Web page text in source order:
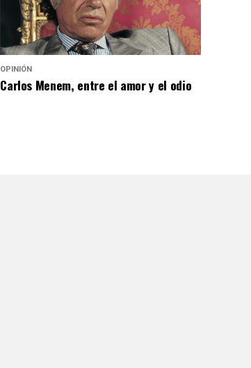
OPINIÓN
Carlos Menem, entre el amor y el odio